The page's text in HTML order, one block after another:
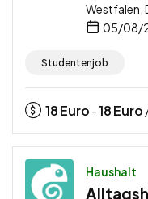
Westfalen,
05/08/
Studentenjob
18Euro -18Euro
Haushalt